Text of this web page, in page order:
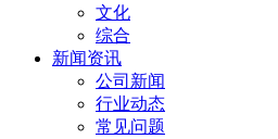
文化
综合
新闻资讯
公司新闻
行业动态
常见问题